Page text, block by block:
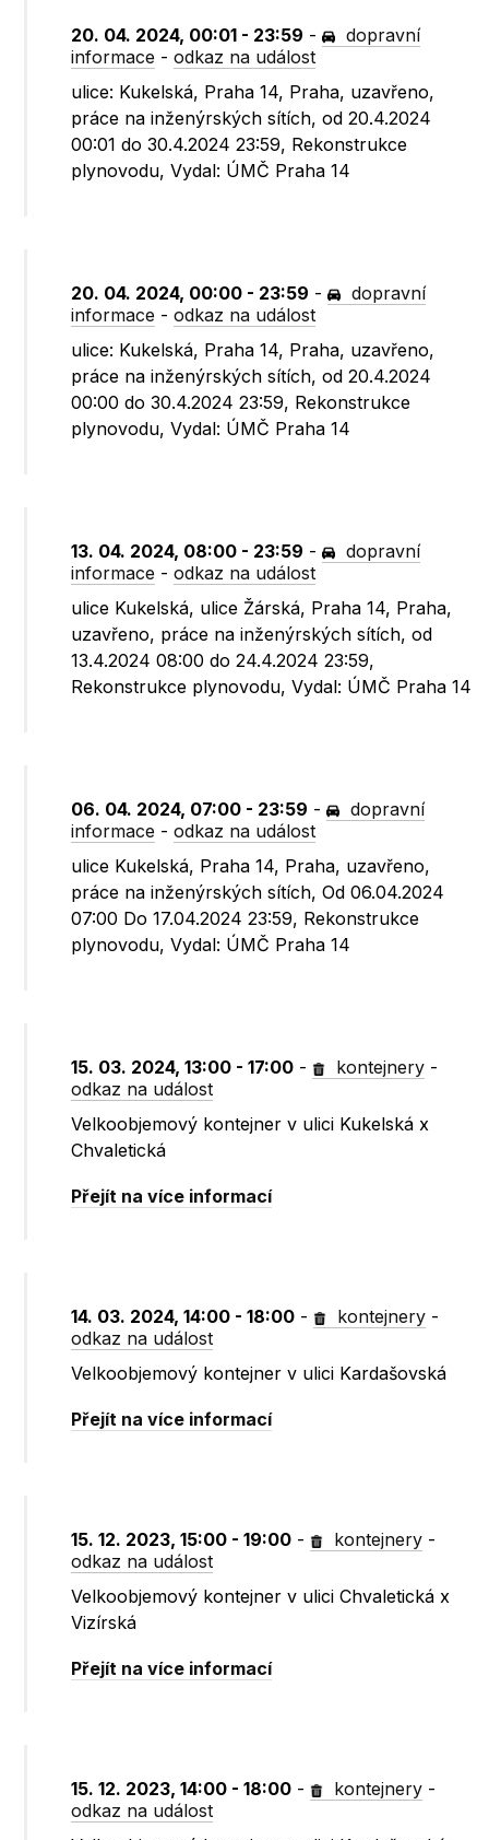
20. 04. 2024, 00:01 - 23:59 -
dopravní
informace -odkaz na událost
ulice: Kukelská, Praha 14, Praha, uzavřeno,
práce na inženýrských sítích, od 20.4.2024
00:01 do 30.4.2024 23:59, Rekonstrukce
plynovodu, Vydal: ÚMČ Praha 14
20. 04. 2024, 00:00 - 23:59 -
dopravní
informace -odkaz na událost
ulice: Kukelská, Praha 14, Praha, uzavřeno,
práce na inženýrských sítích, od 20.4.2024
00:00 do 30.4.2024 23:59, Rekonstrukce
plynovodu, Vydal: ÚMČ Praha 14
13. 04. 2024, 08:00 - 23:59 -
dopravní
informace -odkaz na událost
ulice Kukelská, ulice Žárská, Praha 14, Praha,
uzavřeno, práce na inženýrských sítích, od
13.4.2024 08:00 do 24.4.2024 23:59,
Rekonstrukce plynovodu, Vydal: ÚMČ Praha 14
06. 04. 2024, 07:00 - 23:59 -
dopravní
informace -odkaz na událost
ulice Kukelská, Praha 14, Praha, uzavřeno,
práce na inženýrských sítích, Od 06.04.2024
07:00 Do 17.04.2024 23:59, Rekonstrukce
plynovodu, Vydal: ÚMČ Praha 14
15. 03. 2024, 13:00 - 17:00 - kontejnery -
odkaz na událost
Velkoobjemový kontejner v ulici Kukelská x
Chvaletická
Přejít na více informací
14. 03. 2024, 14:00 - 18:00 - kontejnery -
odkaz na událost
Velkoobjemový kontejner v ulici Kardašovská
Přejít na více informací
15. 12. 2023, 15:00 - 19:00 - kontejnery -
odkaz na událost
Velkoobjemový kontejner v ulici Chvaletická x
Vizírská
Přejít na více informací
15. 12. 2023, 14:00 - 18:00 - kontejnery -
odkaz na událost